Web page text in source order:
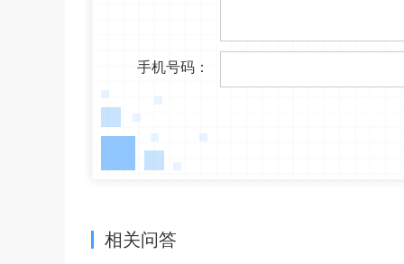
手机号码：
相关问答